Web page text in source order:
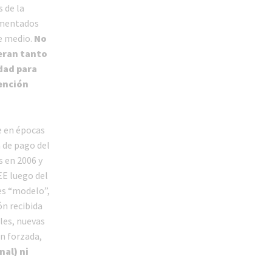
de la
medio. No
tanto
para
en épocas
pago del
2006 y
luego del
“modelo”,
recibida
nuevas
forzada,
ni